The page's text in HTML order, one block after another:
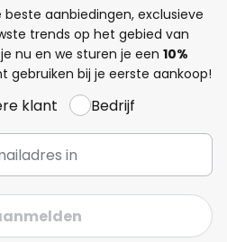
aanbiedingen, exclusieve
trends op het gebied van
nu en we sturen je een 10%
gebruiken bij je eerste aankoop!
klant Bedrijf